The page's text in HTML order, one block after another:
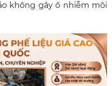
không gây ô nhiễm môi